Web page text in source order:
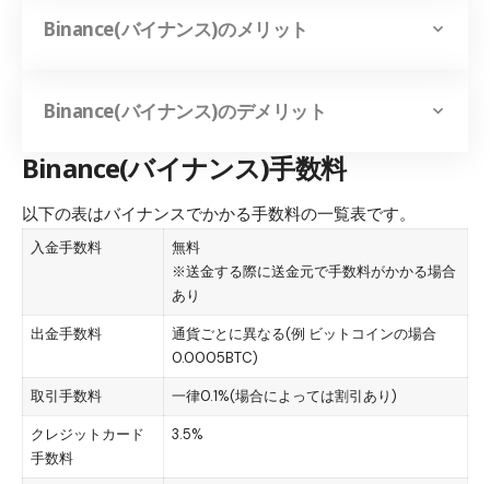
Binance(バイナンス)のメリット
Binance(バイナンス)のデメリット
Binance(バイナンス)手数料
以下の表はバイナンスでかかる手数料の一覧表です。
入金手数料
無料
※送金する際に送金元で手数料がかかる場合
あり
出金手数料
通貨ごとに異なる(例 ビットコインの場合
0.0005BTC)
取引手数料 一律0.1%(場合によっては割引あり)
クレジットカード
手数料
3.5%